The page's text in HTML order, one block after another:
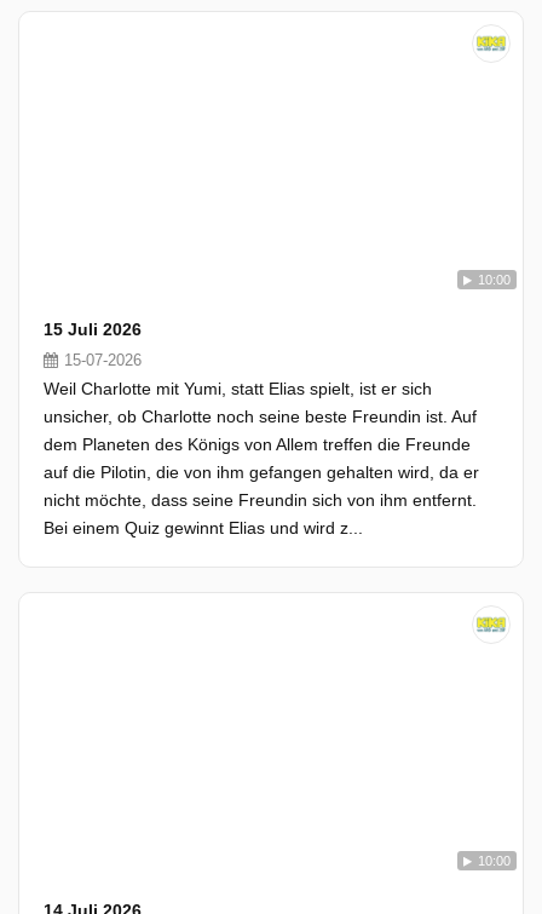
10:00
15 Juli 2026
15-07-2026
Weil Charlotte mit Yumi, statt Elias spielt, ist er sich
unsicher, ob Charlotte noch seine beste Freundin ist. Auf
dem Planeten des Königs von Allem treffen die Freunde
auf die Pilotin, die von ihm gefangen gehalten wird, da er
nicht möchte, dass seine Freundin sich von ihm entfernt.
Bei einem Quiz gewinnt Elias und wird z...
10:00